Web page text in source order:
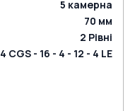
5 камерна
70 мм
2 Рівні
4 CGS - 16 - 4 - 12 - 4 LE